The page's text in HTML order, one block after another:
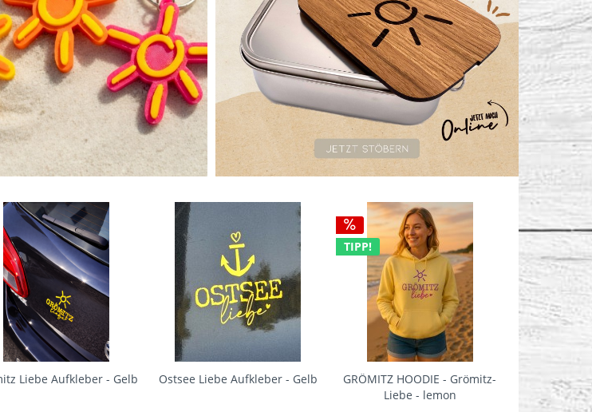
Liebe Aufkleber - Gelb Ostsee Liebe Aufkleber - Gelb
TIPP!
GRÖMITZ HOODIE - Grömitz-
Liebe - lemon
TIPP!
GRÖMITZ
Liebe -